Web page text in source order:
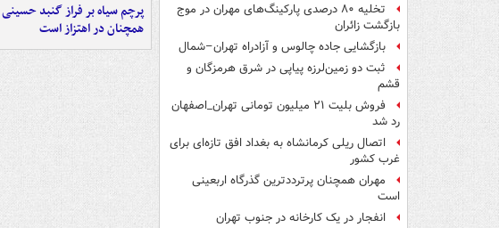
تخلیه ۸۰ درصدی پارکینگ‌های مهران در موج
بازگشت زائران
بازگشایی جاده چالوس و آزادراه تهران–شمال
ثبت دو زمین‌لرزه پیاپی در شرق هرمزگان و
قشم
فروش بلیت ۲۱ میلیون تومانی تهران_اصفهان
رد شد
اتصال ریلی کرمانشاه به بغداد افق تازه‌ای برای
غرب کشور
مهران همچنان پرترددترین گذرگاه اربعینی
است
انفجار در یک کارخانه در جنوب تهران
پرچم سیاه بر فراز گنبد حسینی
همچنان در اهتزاز است